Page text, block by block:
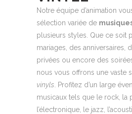
Notre équipe d’animation
sélection variée de
plusieurs styles. Que ce soit
mariages, des anniversaires,
privées ou encore des
nous vous offrons une vaste
vinyls . Profitez d’un large
musicaux tels que le rock, la
l’électronique, le jazz,